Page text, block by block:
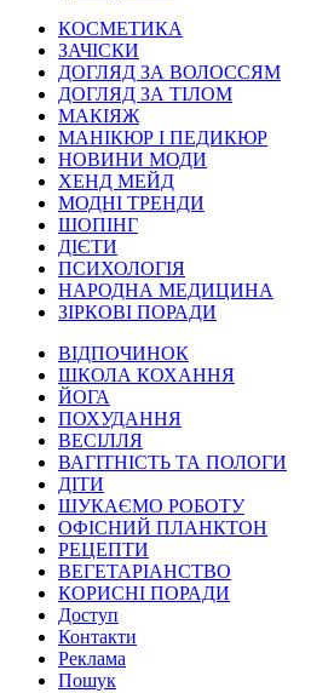
КОСМЕТИКА
ЗАЧІСКИ
ДОГЛЯД ЗА ВОЛОССЯМ
ДОГЛЯД ЗА ТІЛОМ
МАКІЯЖ
МАНІКЮР І ПЕДИКЮР
НОВИНИ МОДИ
ХЕНД МЕЙД
МОДНІ ТРЕНДИ
ШОПІНГ
ДІЄТИ
ПСИХОЛОГІЯ
НАРОДНА МЕДИЦИНА
ЗІРКОВІ ПОРАДИ
ВІДПОЧИНОК
ШКОЛА КОХАННЯ
ЙОГА
ПОХУДАННЯ
ВЕСІЛЛЯ
ВАГІТНІСТЬ ТА ПОЛОГИ
ДІТИ
ШУКАЄМО РОБОТУ
ОФІСНИЙ ПЛАНКТОН
РЕЦЕПТИ
ВЕГЕТАРІАНСТВО
КОРИСНІ ПОРАДИ
Доступ
Контакти
Реклама
Пошук